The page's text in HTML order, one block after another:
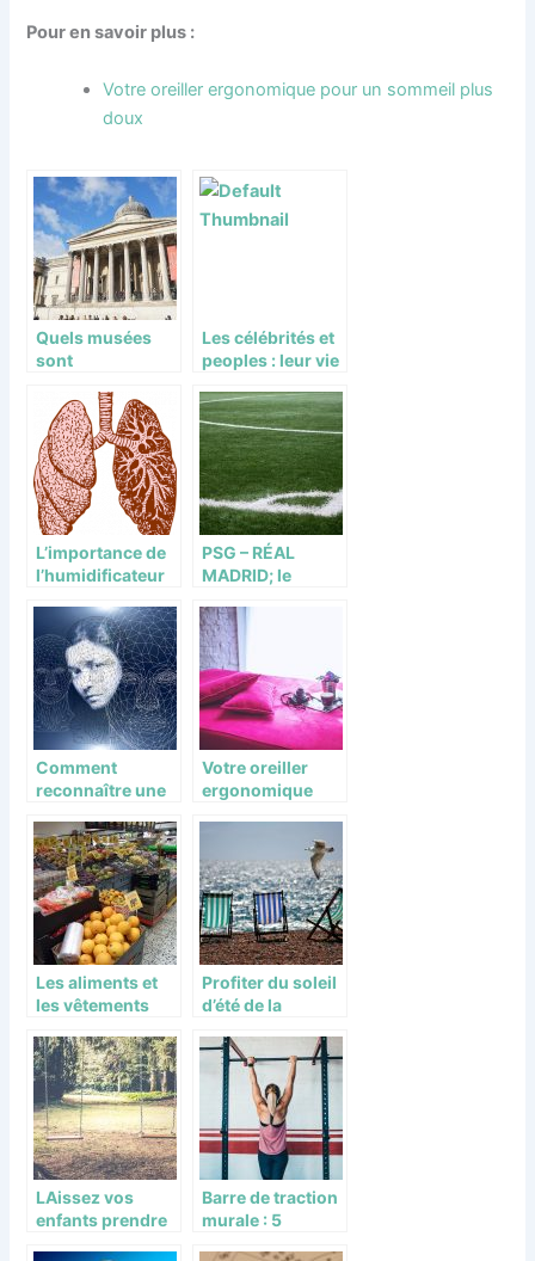
Pour en savoir plus :
Votre oreiller ergonomique pour un sommeil plus
doux
Quels musées
sont
dans le monde ?
Les célébrités et
peoples : leur vie
L’importance de
l’humidificateur
déshumidificateu
r
PSG – RÉAL
MADRID; le
semaine après
Comment
reconnaître une
une forte
personnalité?
Votre oreiller
ergonomique
Les aliments et
les vêtements
Profiter du soleil
d’été de la
manières
LAissez vos
enfants prendre
Barre de traction
murale : 5